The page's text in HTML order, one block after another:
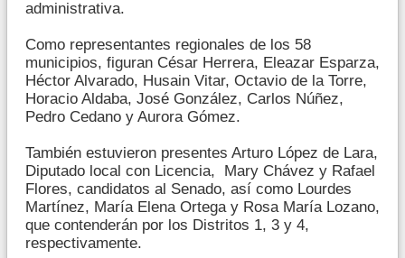
administrativa.
Como representantes regionales de los 58
municipios, figuran César Herrera, Eleazar Esparza,
Héctor Alvarado, Husain Vitar, Octavio de la Torre,
Horacio Aldaba, José González, Carlos Núñez,
Pedro Cedano y Aurora Gómez.
También estuvieron presentes Arturo López de Lara,
Diputado local con Licencia, Mary Chávez y Rafael
Flores, candidatos al Senado, así como Lourdes
Martínez, María Elena Ortega y Rosa María Lozano,
que contenderán por los Distritos 1, 3 y 4,
respectivamente.